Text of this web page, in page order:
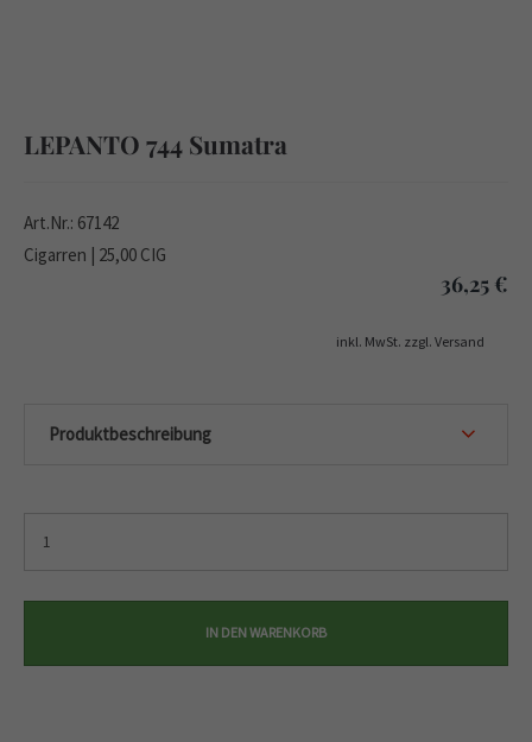
LEPANTO 744 Sumatra
Art.Nr.: 67142
Cigarren | 25,00 CIG
36,25 €
inkl. MwSt. zzgl. Versand
Produktbeschreibung